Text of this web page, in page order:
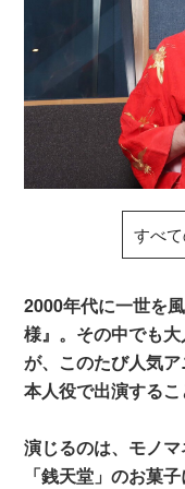
すべ
2000年代に一世を
様』。その中でも
が、このたび人気
本人役で出演するこ
演じるのは、モノ
「銭天堂」のお菓